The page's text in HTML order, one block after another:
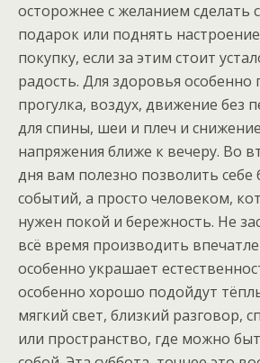
осторожнее с желанием сделать
подарок или поднять
покупку, если за этим стоит
радость. Для здоровья особенно
прогулка, воздух, движение без
для спины, шеи и плеч и
напряжения ближе к вечеру. Во
дня вам полезно позволить
событий, а просто человеком,
нужен покой и бережность. Не
всё время производить
особенно украшает
особенно хорошо подойдут
мягкий свет, близкий разговор,
или пространство, где можно